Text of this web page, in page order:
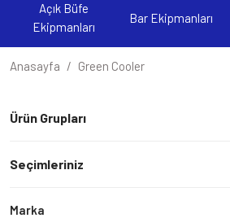
Açık Büfe
Ekipmanları
Bar Ekipmanları
Anasayfa Green Cooler
Ürün Grupları
Seçimleriniz
Marka